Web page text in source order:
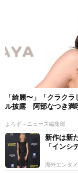
「綺麗〜」「クラク
ル披露 阿部なつき満
よろず～ニュース編集部
新作は新
「インシ
海外エンタメ